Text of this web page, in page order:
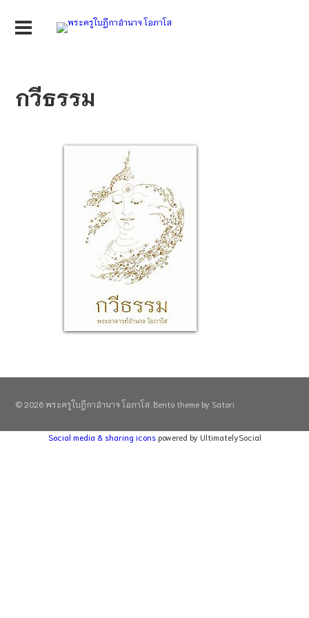
กวีธรรม
© 2026 พระครูใบฎีกาอำนาจ โอภาโส. Bento theme by Satori
Social media & sharing icons powered by UltimatelySocial